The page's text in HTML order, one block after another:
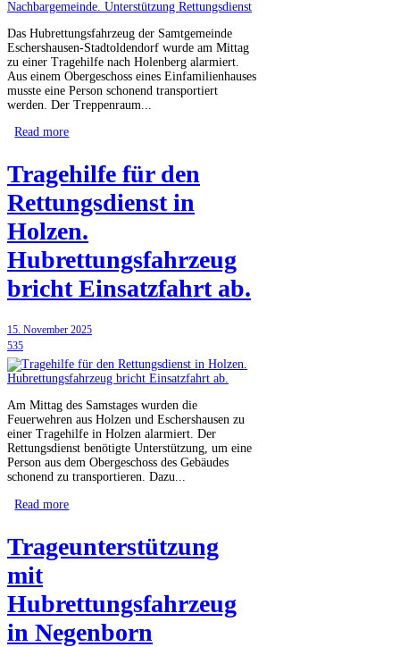
Das Hubrettungsfahrzeug der Samtgemeinde
Eschershausen-Stadtoldendorf wurde am Mittag
zu einer Tragehilfe nach Holenberg alarmiert.
Aus einem Obergeschoss eines Einfamilienhauses
musste eine Person schonend transportiert
werden. Der Treppenraum...
Read more
Tragehilfe für den
Rettungsdienst in
Holzen.
Hubrettungsfahrzeug
bricht Einsatzfahrt ab.
15. November 2025
535
Am Mittag des Samstages wurden die
Feuerwehren aus Holzen und Eschershausen zu
einer Tragehilfe in Holzen alarmiert. Der
Rettungsdienst benötigte Unterstützung, um eine
Person aus dem Obergeschoss des Gebäudes
schonend zu transportieren. Dazu...
Read more
Trageunterstützung
mit
Hubrettungsfahrzeug
in Negenborn